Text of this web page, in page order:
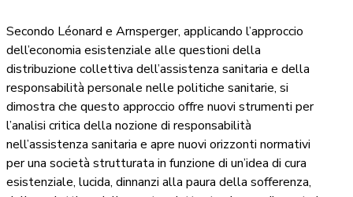
Secondo Léonard e Arnsperger, applicando l’approccio
dell’economia esistenziale alle questioni della
distribuzione collettiva dell’assistenza sanitaria e della
responsabilità personale nelle politiche sanitarie, si
dimostra che questo approccio offre nuovi strumenti per
l’analisi critica della nozione di responsabilità
nell’assistenza sanitaria e apre nuovi orizzonti normativi
per una società strutturata in funzione di un’idea di cura
esistenziale, lucida, dinnanzi alla paura della sofferenza,